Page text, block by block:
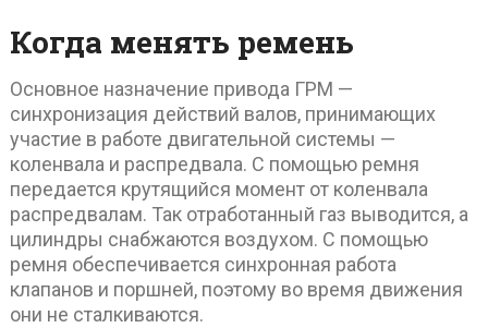
Когда менять ремень
Основное назначение привода ГРМ —
синхронизация действий валов, принимающих
участие в работе двигательной системы —
коленвала и распредвала. С помощью ремня
передается крутящийся момент от коленвала
распредвалам. Так отработанный газ выводится, а
цилиндры снабжаются воздухом. С помощью
ремня обеспечивается синхронная работа
клапанов и поршней, поэтому во время движения
они не сталкиваются.